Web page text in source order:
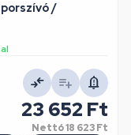
porszívó /
23 652 Ft
Nettó18 623 Ft